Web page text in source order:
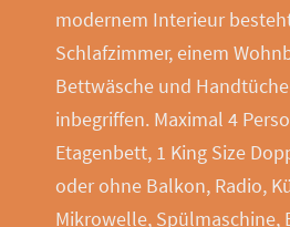
modernem Interieur
Schlafzimmer, einem
Bettwäsche und
inbegriffen. Maximal 4
Etagenbett, 1 King Size
oder ohne Balkon, Radio,
Mikrowelle, Spülmaschine,